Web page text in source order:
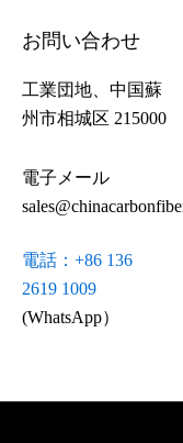
お問い合わせ
工業団地、中国蘇
州市相城区 215000
電子メール
電話：+86 136
2619 1009
(WhatsApp）